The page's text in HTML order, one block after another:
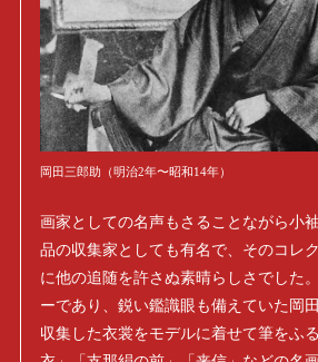
岡田三郎助（明治2年〜昭和14年）
画家としての名声もさることながら小
品の収集家としても有名で、そのコレ
に他の追随を許さぬ素晴らしさでした
ーであり、鋭い鑑識眼も備えていた岡
収集した衣裳をモデルに着せて筆をふ